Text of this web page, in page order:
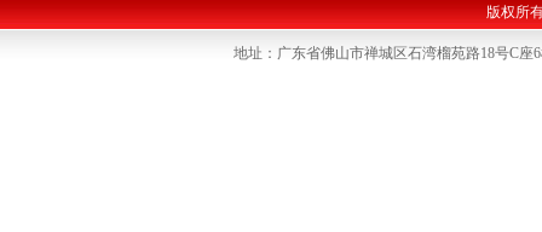
版权所
地址：广东省佛山市禅城区石湾榴苑路18号